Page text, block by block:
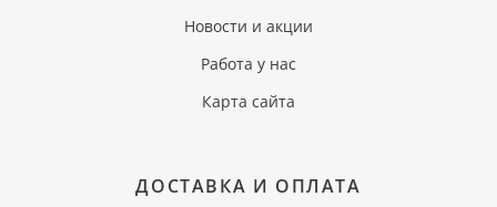
Новости и акции
Работа у нас
Карта сайта
ДОСТАВКА И ОПЛАТА